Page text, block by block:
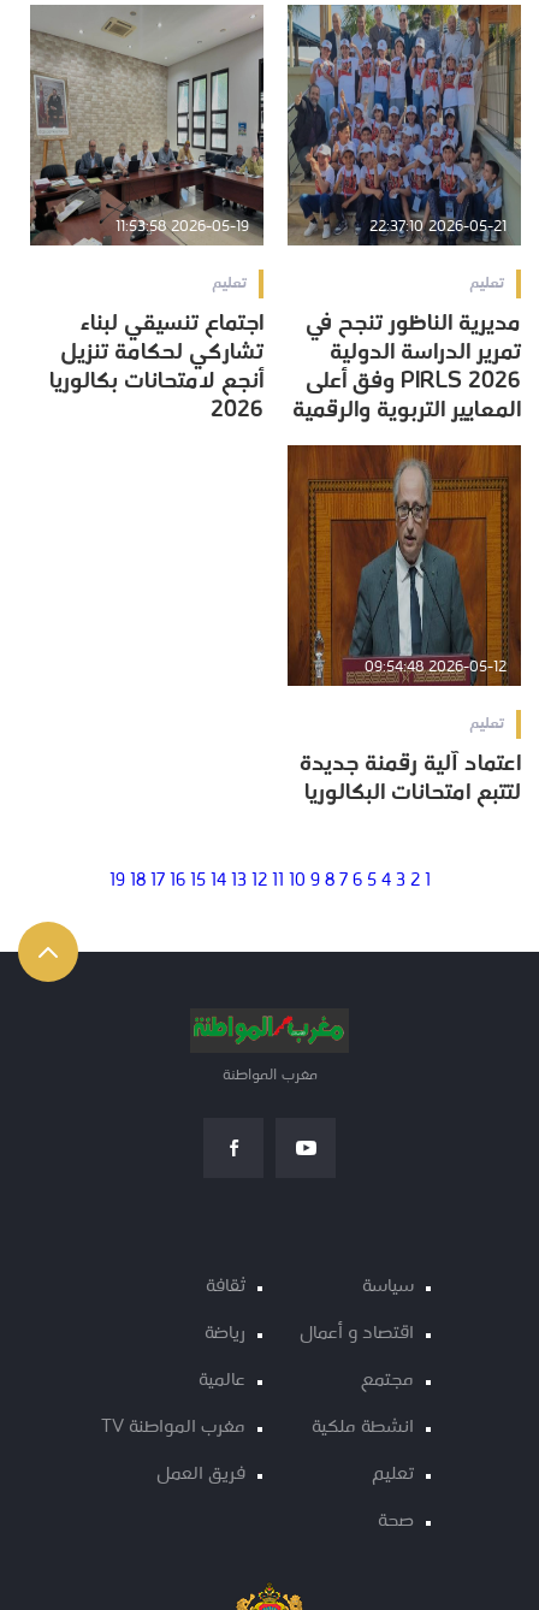
2026-05-21 22:37:10
تعليم
مديرية الناظور تنجح في
تمرير الدراسة الدولية
PIRLS 2026 وفق أعلى
المعايير التربوية والرقمية
2026-05-19 11:53:58
تعليم
اجتماع تنسيقي لبناء
تشاركي لحكامة تنزيل
أنجع لامتحانات بكالوريا
2026
2026-05-12 09:54:48
تعليم
اعتماد آلية رقمنة جديدة
لتتبع امتحانات البكالوريا
1
2
3
4
5
6
7
8
9
10
11
12
13
14
15
16
17
18
19
مغرب المواطنة
سياسة
اقتصاد و أعمال
مجتمع
انشطة ملكية
تعليم
صحة
ثقافة
رياضة
عالمية
مغرب المواطنة TV
فريق العمل